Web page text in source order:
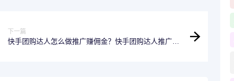
下一篇
快手团购达人怎么做推广赚佣金？快手团购达人推广赚